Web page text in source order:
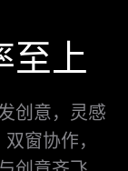
至上
创意，灵感
窗协作，